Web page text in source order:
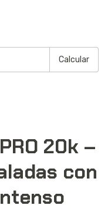
Calcular
20k –
con